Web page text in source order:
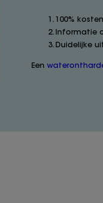
100%
Informatie
Duidelijke
Een